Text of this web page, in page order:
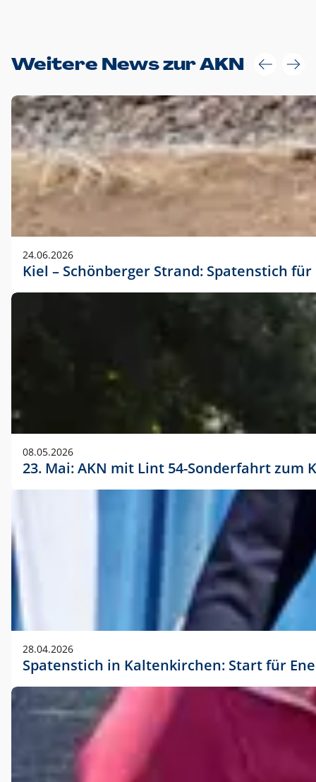
Weitere News zur AKN
24.06.2026
Kiel – Schönberger Strand: Spatenstich
08.05.2026
23. Mai: AKN mit Lint 54-Sonderfahrt
28.04.2026
Spatenstich in Kaltenkirchen: Start für